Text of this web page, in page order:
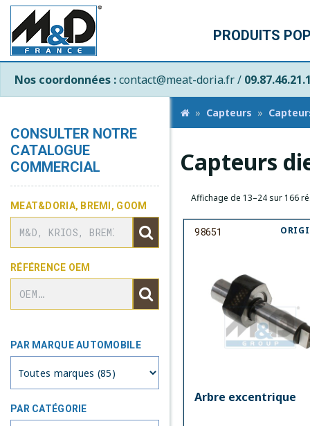
PRODUITS
Nos coordonnées :contact@meat-doria.fr /
CONSULTER NOTRE
CATALOGUE
COMMERCIAL
MEAT&DORIA, BREMI, GOOM
RÉFÉRENCE OEM
PAR MARQUE AUTOMOBILE
PAR CATÉGORIE
Capteurs
Capteurs
Affichage de 13–24 sur 166
98651
Arbre excentrique